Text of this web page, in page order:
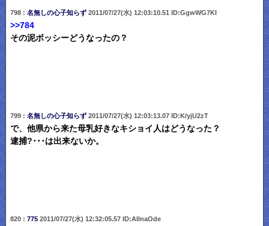
798 : 名無しの心子知らず2011/07/27(水) 12:03:10.51 ID:GgwWG7KI
>>784
その泥ボッシーどうなったの？
799 : 名無しの心子知らず2011/07/27(水) 12:03:13.07 ID:K/yjU2zT
で、他県から来た母乳好きなキショイ人はどうなった？
逮捕?･･･は出来ないか。
820 : 7752011/07/27(水) 12:32:05.57 ID:AIlnaOde